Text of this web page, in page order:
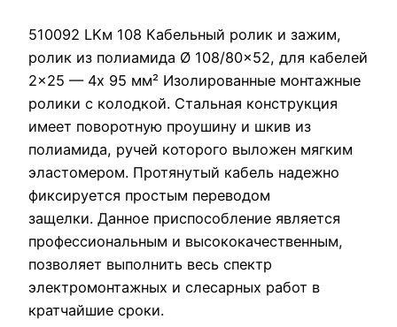
510092 LKм 108 Кабельный ролик и зажим,
ролик из полиамида Ø 108/80×52, для кабелей
2×25 — 4x 95 мм² Изолированные монтажные
ролики с колодкой. Стальная конструкция
имеет поворотную проушину и шкив из
полиамида, ручей которого выложен мягким
эластомером. Протянутый кабель надежно
фиксируется простым переводом
защелки. Данное приспособление является
профессиональным и высококачественным,
позволяет выполнить весь спектр
электромонтажных и слесарных работ в
кратчайшие сроки.